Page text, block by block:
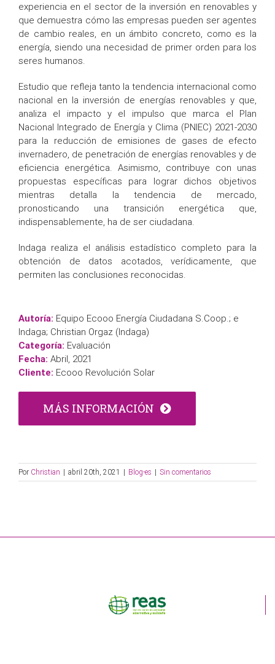
experiencia en el sector de la inversión en renovables y
que demuestra cómo las empresas pueden ser agentes
de cambio reales, en un ámbito concreto, como es la
energía, siendo una necesidad de primer orden para los
seres humanos.
Estudio que refleja tanto la tendencia internacional como
nacional en la inversión de energías renovables y que,
analiza el impacto y el impulso que marca el Plan
Nacional Integrado de Energía y Clima (PNIEC) 2021-2030
para la reducción de emisiones de gases de efecto
invernadero, de penetración de energías renovables y de
eficiencia energética. Asimismo, contribuye con unas
propuestas específicas para lograr dichos objetivos
mientras detalla la tendencia de mercado,
pronosticando una transición energética que,
indispensablemente, ha de ser ciudadana.
Indaga realiza el análisis estadístico completo para la
obtención de datos acotados, verídicamente, que
permiten las conclusiones reconocidas.
Autoría: Equipo Ecooo Energía Ciudadana S.Coop.; e
Indaga; Christian Orgaz (Indaga)
Categoría: Evaluación
Fecha: Abril, 2021
Cliente: Ecooo Revolución Solar
MÁS INFORMACIÓN
Por Christian abril 20th, 2021 Blog-es Sin comentarios